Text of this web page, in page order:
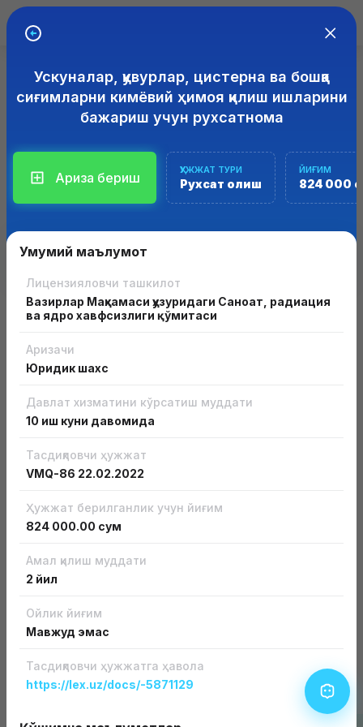
ЭЛЕКТРОН ЛИЦЕНЗИЯЛАШТИЗИМИ
Лицензия ёки рухсатнома олиш учун ариза бериш
хизматлар кўрсатиш учун "Лицензия" ахборот тизимлари
мажмуаси
Бизнесга лицензиясиз кириш
Бизнесни лицензиясиз ва рухсат этиш хусусиятига
эга ҳужжатсиз бошланг
Батафсил
Лицензия ва рухсатномалар турлари
Ускуналар, қувурлар, цистерна ва бошқа
сиғимларни кимёвий ҳимоя қилиш ишларини
бажариш учун рухсатнома
Ариза бериш ҲУЖЖАТ ТУРИ
Рухсат олиш
ЙИҒИМ
824 000
Умумий маълумот
Лицензияловчи ташкилот
Вазирлар Маҳкамаси ҳузуридаги Саноат, радиация
ва ядро хавфсизлиги қўмитаси
Аризачи
Юридик шахс
Давлат хизматини кўрсатиш муддати
10 иш куни давомида
Тасдиқловчи ҳужжат
VMQ-86 22.02.2022
Ҳужжат берилганлик учун йиғим
824 000.00 сум
Амал қилиш муддати
2 йил
Ойлик йиғим
Мавжуд эмас
Тасдиқловчи ҳужжатга ҳавола
https://lex.uz/docs/-5871129